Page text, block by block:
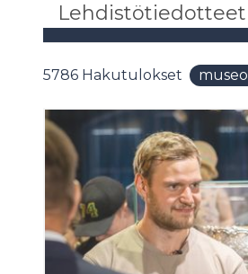
Lehdistötiedotteet
5786 Hakutulokset museo